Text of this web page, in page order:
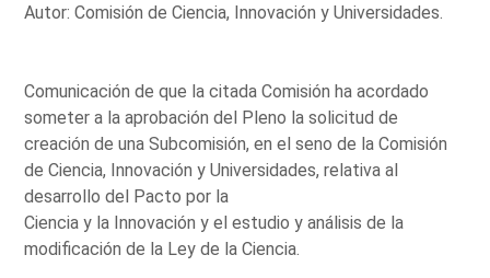
Autor: Comisión de Ciencia, Innovación y Universidades.
Comunicación de que la citada Comisión ha acordado
someter a la aprobación del Pleno la solicitud de
creación de una Subcomisión, en el seno de la Comisión
de Ciencia, Innovación y Universidades, relativa al
desarrollo del Pacto por la
Ciencia y la Innovación y el estudio y análisis de la
modificación de la Ley de la Ciencia.